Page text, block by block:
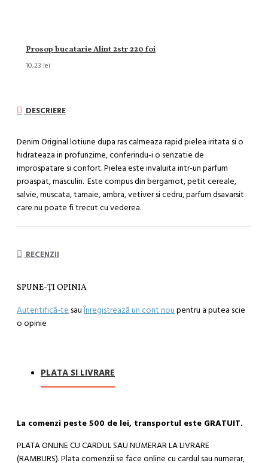
Prosop bucatarie Alint 2str 220 foi
10,23 lei
DESCRIERE
Denim Original lotiune dupa ras calmeaza rapid pielea iritata si o
hidrateaza in profunzime, conferindu-i o senzatie de
improspatare si confort. Pielea este invaluita intr-un parfum
proaspat, masculin. Este compus din bergamot, petit cereale,
salvie, muscata, tamaie, ambra, vetiver si cedru, parfum dsavarsit
care nu poate fi trecut cu vederea.
RECENZII
SPUNE-ŢI OPINIA
Autentifică-te sauÎnregistrează un cont nou pentru a putea scie
o opinie
PLATA SI LIVRARE
La comenzi peste 500 de lei, transportul este GRATUIT.
PLATA ONLINE CU CARDUL SAU NUMERAR LA LIVRARE
(RAMBURS). Plata comenzii se face online cu cardul sau numerar,